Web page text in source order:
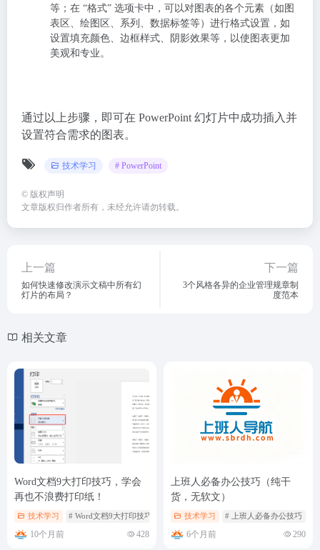
等；在 “格式” 选项卡中，可以对图表的各个元素（如图
表区、绘图区、系列、数据标签等）进行格式设置，如
设置填充颜色、边框样式、阴影效果等，以使图表更加
美观和专业。
通过以上步骤，即可在 PowerPoint 幻灯片中成功插入并
设置符合需求的图表。
技术学习 # PowerPoint
© 版权声明
文章版权归作者所有，未经允许请勿转载。
上一篇
如何快速修改演示文稿中所有幻
灯片的布局？
下一篇
3个风格各异的企业管理规章制
度范本
相关文章
Word文档9大打印技巧，学会
再也不浪费打印纸！
技术学习 # Word文档9大打印技巧
10个月前 428
上班人必备办公技巧（纯干
货，无软文）
技术学习 # 上班人必备办公技巧
6个月前 290